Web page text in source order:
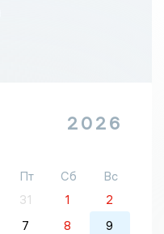
2026
Пт Сб
Вс
31 1
2
7 8
9